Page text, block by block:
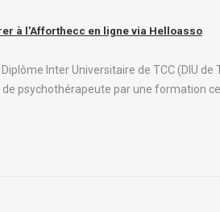
à l'Afforthecc en ligne via Helloasso
Diplôme Inter Universitaire de TCC (DIU
psychothérapeute par une formation